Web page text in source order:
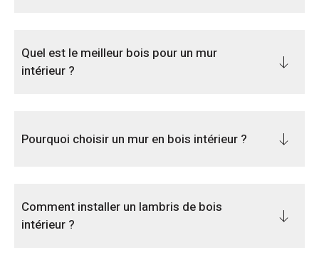
Quel est le meilleur bois pour un mur
intérieur ?
Pourquoi choisir un mur en bois intérieur ?
Comment installer un lambris de bois
intérieur ?